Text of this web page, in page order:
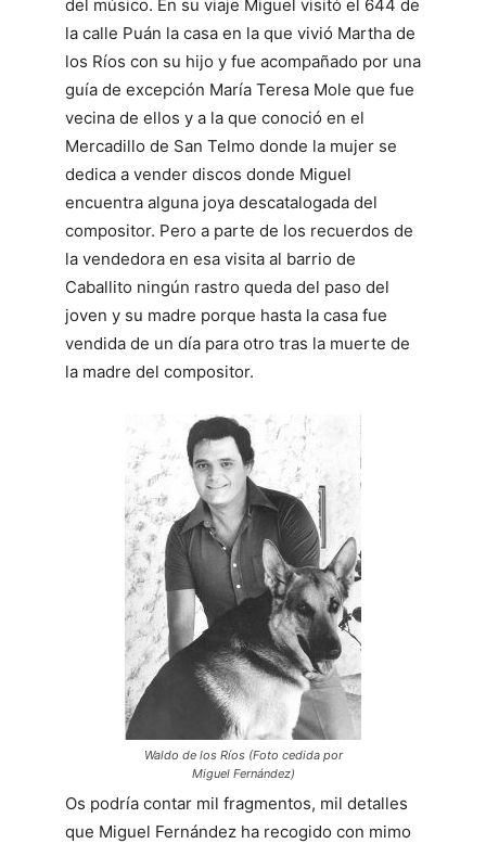
del músico. En su viaje Miguel visitó el 644 de
la calle Puán la casa en la que vivió Martha de
los Ríos con su hijo y fue acompañado por una
guía de excepción María Teresa Mole que fue
vecina de ellos y a la que conoció en el
Mercadillo de San Telmo donde la mujer se
dedica a vender discos donde Miguel
encuentra alguna joya descatalogada del
compositor. Pero a parte de los recuerdos de
la vendedora en esa visita al barrio de
Caballito ningún rastro queda del paso del
joven y su madre porque hasta la casa fue
vendida de un día para otro tras la muerte de
la madre del compositor.
Waldo de los Ríos (Foto cedida por
Miguel Fernández)
Os podría contar mil fragmentos, mil detalles
que Miguel Fernández ha recogido con mimo